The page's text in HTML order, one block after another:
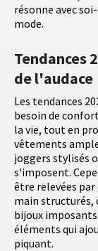
résonne avec
mode.
Tendances
de l'audace
Les tendances
besoin de
la vie, tout en
vêtements
joggers stylisés
s'imposent.
être relevées par
main structurés,
bijoux
éléments qui
piquant.